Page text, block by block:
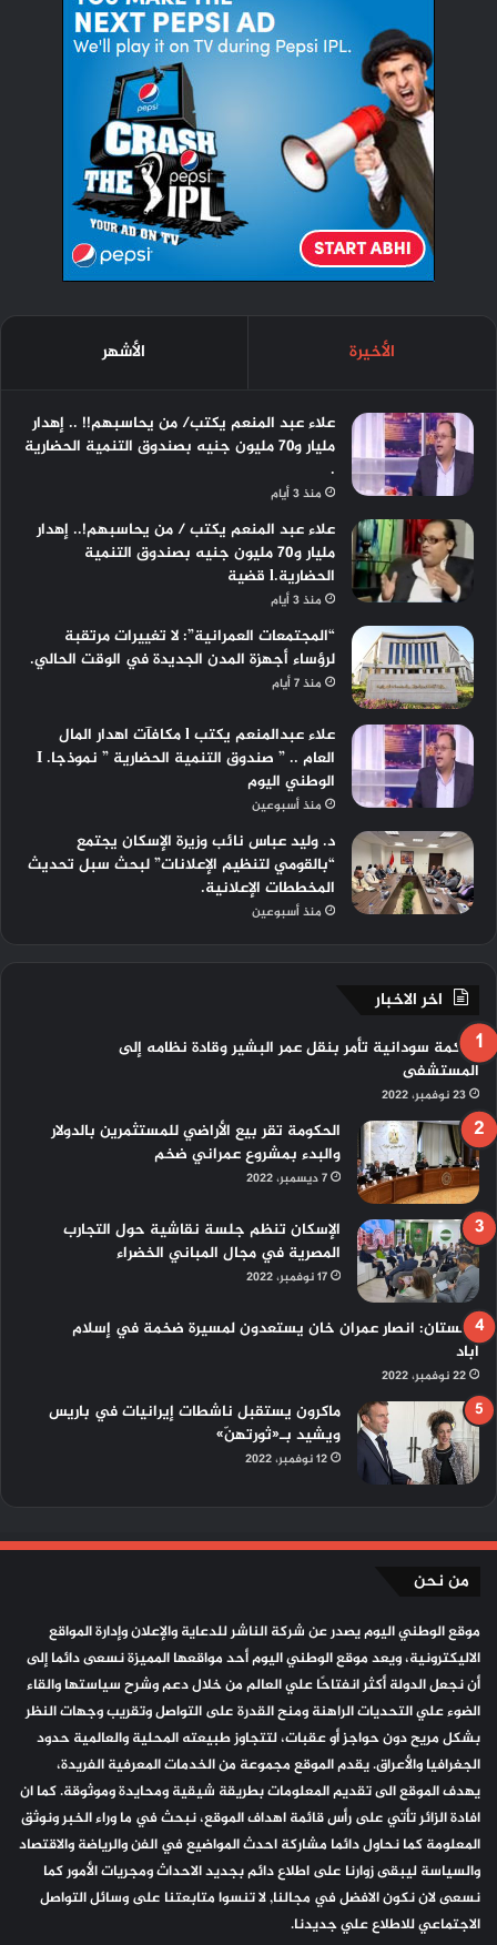
الأخيرة الأشهر
علاء عبد المنعم يكتب/ من يحاسبهم!! .. إهدار
مليار و٧٠ مليون جنيه بصندوق التنمية الحضارية
.
منذ 3 أيام
علاء عبد المنعم يكتب / من يحاسبهم!.. إهدار
مليار و70 مليون جنيه بصندوق التنمية
الحضارية.l قضية
منذ 3 أيام
“المجتمعات العمرانية”: لا تغييرات مرتقبة
لرؤساء أجهزة المدن الجديدة في الوقت الحالي.
منذ 7 أيام
علاء عبدالمنعم يكتب l مكافآت اهدار المال
العام .. ” صندوق التنمية الحضارية ” نموذجا. I
الوطني اليوم
منذ أسبوعين
د. وليد عباس نائب وزيرة الإسكان يجتمع
“بالقومي لتنظيم الإعلانات” لبحث سبل تحديث
المخططات الإعلانية.
منذ أسبوعين
اخر الاخبار
محكمة سودانية تأمر بنقل عمر البشير وقادة نظامه إلى
المستشفى‎‎
23 نوفمبر، 2022
الحكومة تقر بيع الأراضي للمستثمرين بالدولار
والبدء بمشروع عمراني ضخم
7 ديسمبر، 2022
الإسكان تنظم جلسة نقاشية حول التجارب
المصرية في مجال المباني الخضراء
17 نوفمبر، 2022
باكستان: انصار عمران خان يستعدون لمسيرة ضخمة في إسلام
أباد
22 نوفمبر، 2022
ماكرون يستقبل ناشطات إيرانيات في باريس
ويشيد بـ«ثورتهنّ»
12 نوفمبر، 2022
من نحن
موقع الوطني اليوم يصدر عن شركة الناشر للدعاية والإعلان وإدارة المواقع
الاليكترونية، ويعد موقع الوطني اليوم أحد مواقعها المميزة نسعى دائما إلى
أن نجعل الدولة أكثر انفتاحًا علي العالم من خلال دعم وشرح سياستها والقاء
الضوء علي التحديات الراهنة ومنح القدرة على التواصل وتقريب وجهات النظر
بشكل مريح دون حواجز أو عقبات، لتتجاوز طبيعته المحلية والعالمية حدود
الجغرافيا والأعراق. يقدم الموقع مجموعة من الخدمات المعرفية الفريدة،
يهدف الموقع الى تقديم المعلومات بطريقة شيقية ومحايدة وموثوقة. كما ان
افادة الزائر تأتي على رأس قائمة اهداف الموقع، نبحث في ما وراء الخبر ونوثق
المعلومة كما نحاول دائما مشاركة احدث المواضيع في الفن والرياضة والاقتصاد
والسياسة ليبقى زوارنا على اطلاع دائم بجديد الاحداث ومجريات الأمور كما
نسعى لان نكون الافضل في مجالنا, لا تنسوا متابعتنا على وسائل التواصل
الاجتماعي للاطلاع علي جديدنا.